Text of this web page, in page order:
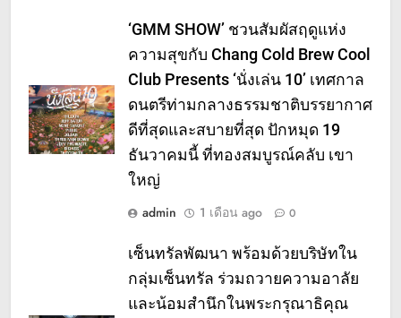
‘GMM SHOW’ ชวนสัมผัสฤดูแห่ง
ความสุขกับ Chang Cold Brew Cool
Club Presents ‘นั่งเล่น 10’ เทศกาล
ดนตรีท่ามกลางธรรมชาติบรรยากาศ
ดีที่สุดและสบายที่สุด ปักหมุด 19
ธันวาคมนี้ ที่ทองสมบูรณ์คลับ เขา
ใหญ่
admin
1 เดือน ago 0
เซ็นทรัลพัฒนา พร้อมด้วยบริษัทใน
กลุ่มเซ็นทรัล ร่วมถวายความอาลัย
และน้อมสำนึกในพระกรุณาธิคุณ